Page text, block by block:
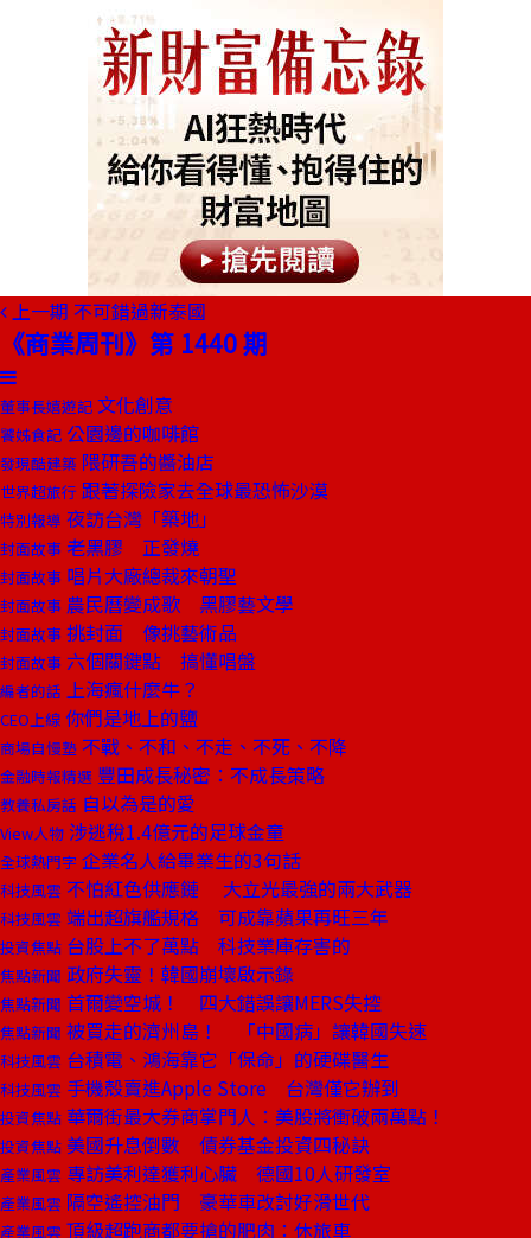
上一期 不可錯過新泰國
《商業周刊》第 1440 期
董事長嬉遊記 文化創意
饕姊食記 公園邊的咖啡館
發現酷建築 隈研吾的醬油店
世界超旅行 跟著探險家去全球最恐怖沙漠
特別報導 夜訪台灣「築地」
封面故事 老黑膠 正發燒
封面故事 唱片大廠總裁來朝聖
封面故事 農民曆變成歌 黑膠藝文學
封面故事 挑封面 像挑藝術品
封面故事 六個關鍵點 搞懂唱盤
編者的話 上海瘋什麼牛？
CEO上線 你們是地上的鹽
商場自慢塾 不戰、不和、不走、不死、不降
金融時報精選 豐田成長秘密：不成長策略
教養私房話 自以為是的愛
View人物 涉逃稅1.4億元的足球金童
全球熱門字 企業名人給畢業生的3句話
科技風雲 不怕紅色供應鏈 大立光最強的兩大武器
科技風雲 端出超旗艦規格 可成靠蘋果再旺三年
投資焦點 台股上不了萬點 科技業庫存害的
焦點新聞 政府失靈！韓國崩壞啟示錄
焦點新聞 首爾變空城！ 四大錯誤讓MERS失控
焦點新聞 被買走的濟州島！ 「中國病」讓韓國失速
科技風雲 台積電、鴻海靠它「保命」的硬碟醫生
科技風雲 手機殼賣進Apple Store 台灣僅它辦到
投資焦點 華爾街最大券商掌門人：美股將衝破兩萬點！
投資焦點 美國升息倒數 債券基金投資四秘訣
產業風雲 專訪美利達獲利心臟 德國10人研發室
產業風雲 隔空遙控油門 豪華車改討好滑世代
產業風雲 頂級超跑商都要搶的肥肉：休旅車